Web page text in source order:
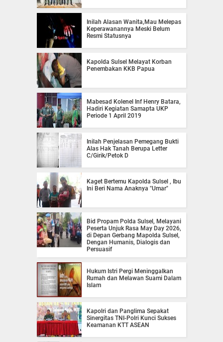
Inilah Alasan Wanita,Mau Melepas
Keperawanannya Meski Belum
Resmi Statusnya
Kapolda Sulsel Melayat Korban
Penembakan KKB Papua
Mabesad Kolenel Inf Henry Batara,
Hadiri Kegiatan Samapta UKP
Periode 1 April 2019
Inilah Penjelasan Pemegang Bukti
Alas Hak Tanah Berupa Letter
C/Girik/Petok D
Kaget Bertemu Kapolda Sulsel , Ibu
Ini Beri Nama Anaknya "Umar"
Bid Propam Polda Sulsel, Melayani
Peserta Unjuk Rasa May Day 2026,
di Depan Gerbang Mapolda Sulsel,
Dengan Humanis, Dialogis dan
Persuasif
Hukum Istri Pergi Meninggalkan
Rumah dan Melawan Suami Dalam
Islam
Kapolri dan Panglima Sepakat
Sinergitas TNI-Polri Kunci Sukses
Keamanan KTT ASEAN